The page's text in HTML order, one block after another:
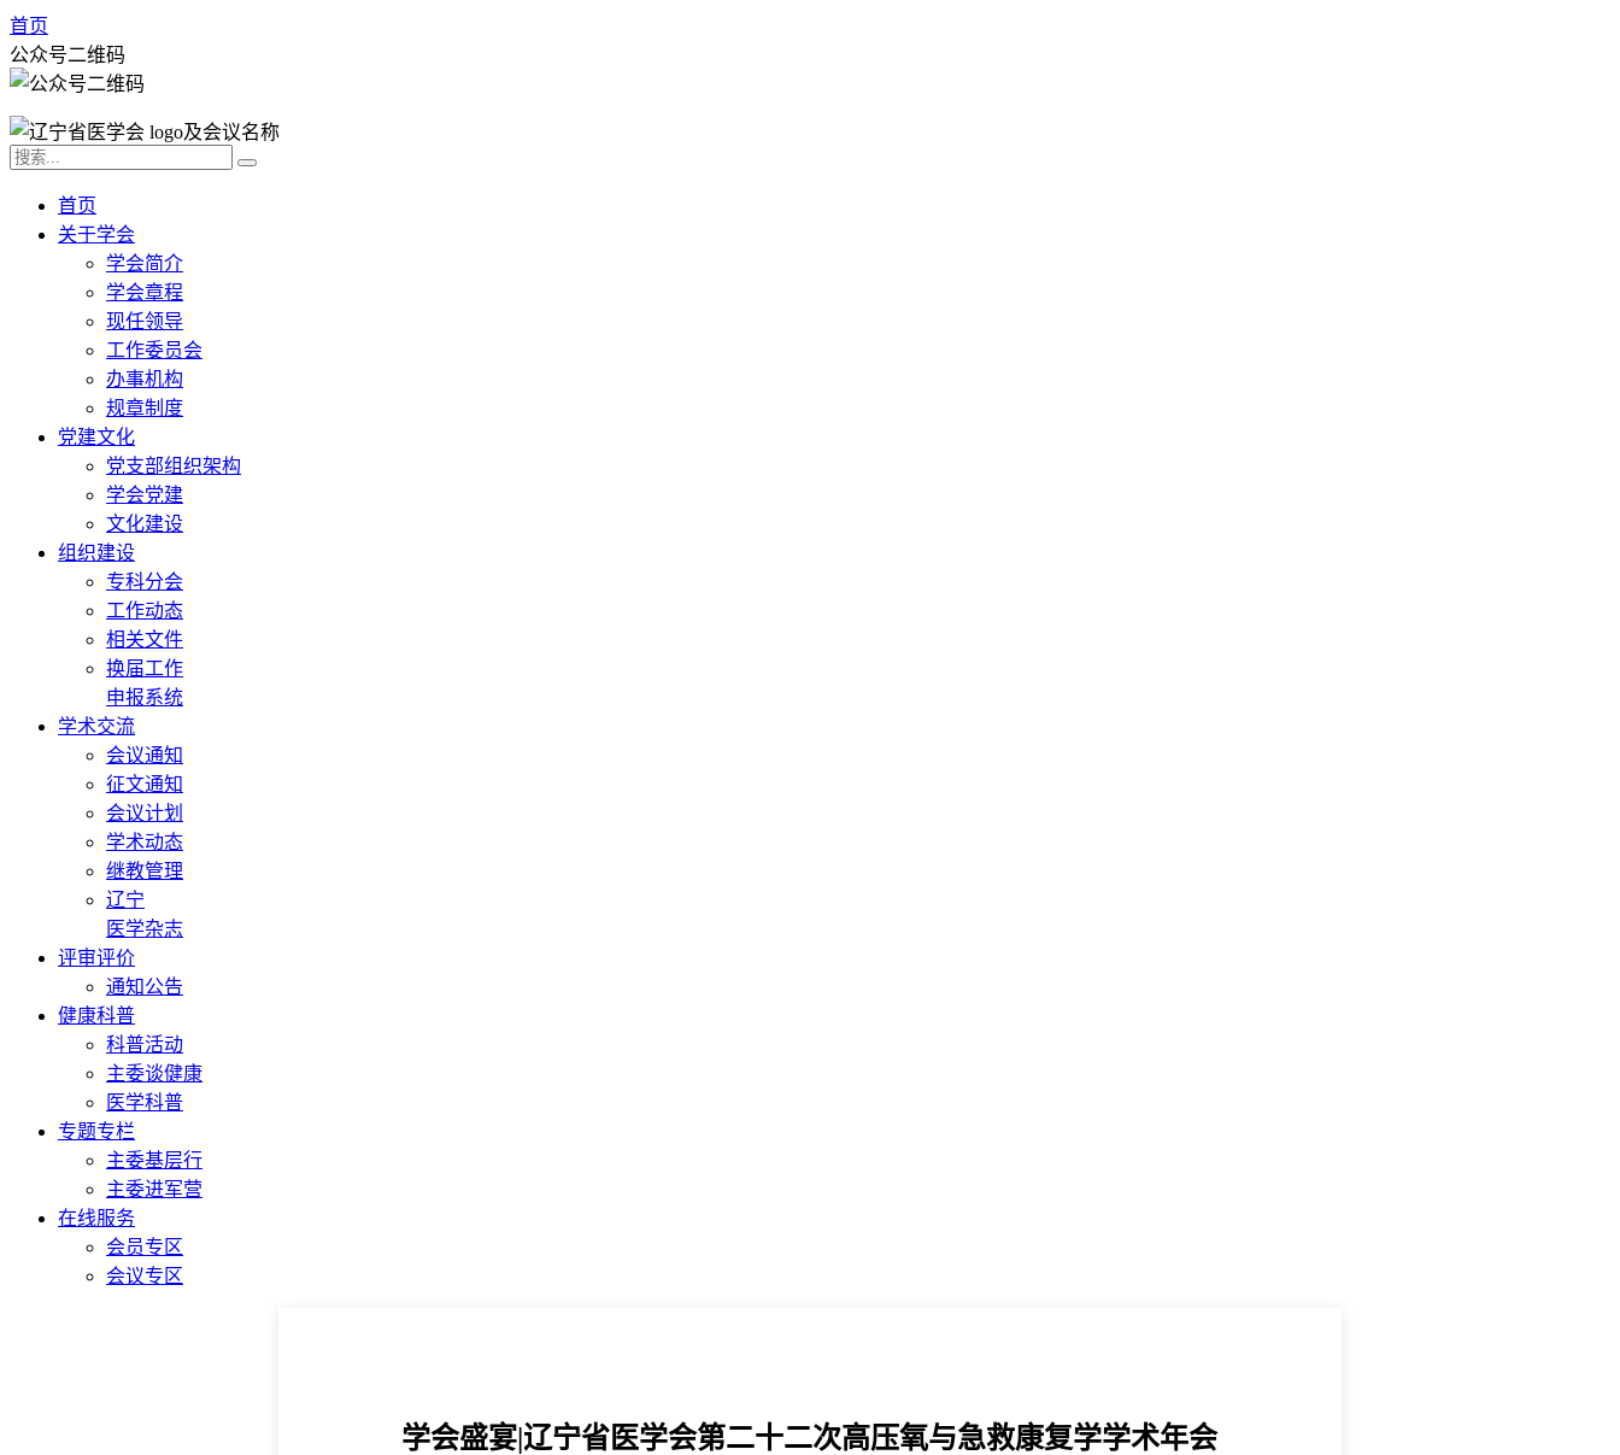
首页
公众号二维码
首页
关于学会
学会简介
学会章程
现任领导
工作委员会
办事机构
规章制度
党建文化
党支部组织架构
学会党建
文化建设
组织建设
专科分会
工作动态
相关文件
换届工作
申报系统
学术交流
会议通知
征文通知
会议计划
学术动态
继教管理
辽宁
医学杂志
评审评价
通知公告
健康科普
科普活动
主委谈健康
医学科普
专题专栏
主委基层行
主委进军营
在线服务
会员专区
会议专区
学会盛宴|辽宁省医学会第二十二次高压氧与急救康复学学术年会